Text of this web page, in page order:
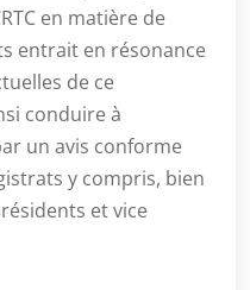
en matière de
entrait en résonance
de ce
conduire à
un avis conforme
y compris, bien
et vice